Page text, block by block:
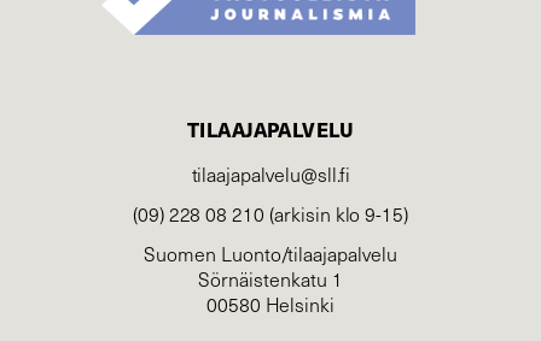
TILAAJAPALVELU
tilaajapalvelu@sll.fi
(09) 228 08 210 (arkisin klo 9-15)
Suomen Luonto/tilaajapalvelu
Sörnäistenkatu 1
00580 Helsinki